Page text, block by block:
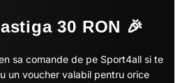
30 RON 🎉
sa comande de pe Sport4all si te
un voucher valabil pentru orice